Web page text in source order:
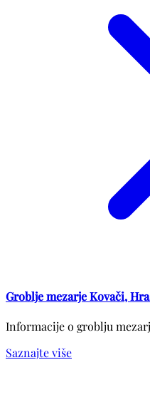
Groblje mezarje Kovači,
Informacije o groblju
Saznajte više